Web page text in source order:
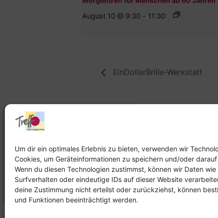
Um dir ein optimales Erlebnis zu bieten, verwenden wir
Cookies, um Geräteinformationen zu speichern und/oder
Wenn du diesen Technologien zustimmst, können wir Daten wie
Surfverhalten oder eindeutige IDs auf dieser Website
deine Zustimmung nicht erteilst oder zurückziehst, können
und Funktionen beeinträchtigt werden.
August 10 @ 9:30 - 11:30
EinDollarBrille-Werkstatt
Stadtteilhaus
Tel.:09131-9232777
E-Mail: leitung@treffpunkt-
roethelheimpark.de
Tel.: Telefon:
E-Mail: